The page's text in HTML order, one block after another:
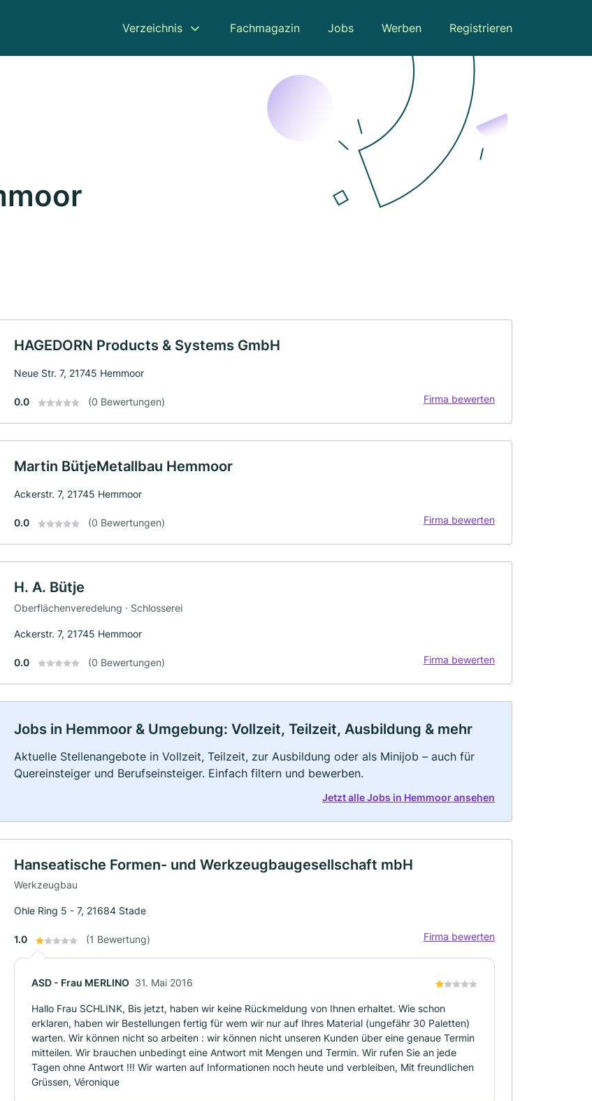
Verzeichnis Fachmagazin Jobs Werben Registrieren
HAGEDORN Products & Systems GmbH
Neue Str. 7, 21745 Hemmoor
0.0 (0 Bewertungen) Firma bewerten
Martin BütjeMetallbau Hemmoor
Ackerstr. 7, 21745 Hemmoor
0.0 (0 Bewertungen) Firma bewerten
H. A. Bütje
Oberflächenveredelung · Schlosserei
Ackerstr. 7, 21745 Hemmoor
0.0 (0 Bewertungen) Firma bewerten
Jobs in Hemmoor & Umgebung: Vollzeit, Teilzeit, Ausbildung & mehr
Aktuelle Stellenangebote in Vollzeit, Teilzeit, zur Ausbildung oder als Minijob – auch für
Quereinsteiger und Berufseinsteiger. Einfach filtern und bewerben.
Jetzt alle Jobs in Hemmoor ansehen
Hanseatische Formen- und Werkzeugbaugesellschaft mbH
Werkzeugbau
Ohle Ring 5 - 7, 21684 Stade
1.0 (1 Bewertung) Firma bewerten
ASD - Frau MERLINO 31. Mai 2016
Hallo Frau SCHLINK, Bis jetzt, haben wir keine Rückmeldung von Ihnen erhaltet. Wie schon
erklaren, haben wir Bestellungen fertig für wem wir nur auf Ihres Material (ungefähr 30 Paletten)
warten. Wir können nicht so arbeiten : wir können nicht unseren Kunden über eine genaue Termin
mitteilen. Wir brauchen unbedingt eine Antwort mit Mengen und Termin. Wir rufen Sie an jede
Tagen ohne Antwort !!! Wir warten auf Informationen noch heute und verbleiben, Mit freundlichen
Grüssen, Véronique